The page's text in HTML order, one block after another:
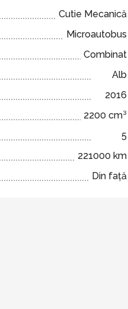
Cutie Mecanică
Microautobus
Combinat
Alb
2016
2200 cm³
5
221000 km
Din față